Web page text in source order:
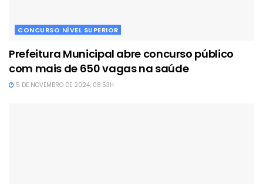
CONCURSO NÍVEL SUPERIOR
Prefeitura Municipal abre concurso público
com mais de 650 vagas na saúde
5 DE NOVEMBRO DE 2024, 08:53H